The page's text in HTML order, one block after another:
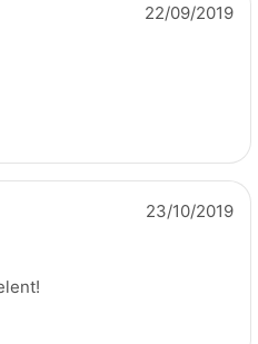
22/09/2019
23/10/2019